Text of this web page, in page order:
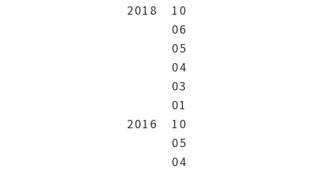
2018
10
06
05
04
03
01
2016
10
05
04